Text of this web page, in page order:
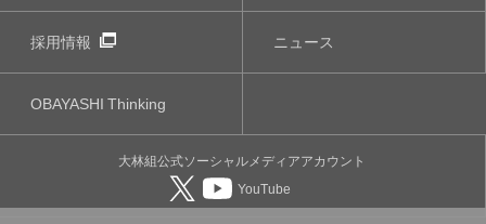
採用情報 ニュース
OBAYASHIThinking
大林組公式ソーシャルメディアアカウント
YouTube